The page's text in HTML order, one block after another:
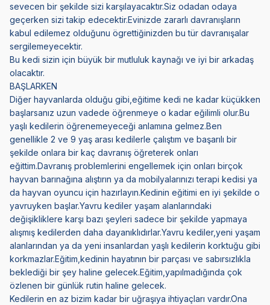
sevecen bir şekilde sizi karşılayacaktır.Siz odadan odaya
geçerken sizi takip edecektir.Evinizde zararlı davranışların
kabul edilemez olduğunu ögrettiğinizden bu tür davranışalar
sergilemeyecektir.
Bu kedi sizin için büyük bir mutluluk kaynağı ve iyi bir arkadaş
olacaktır.
BAŞLARKEN
Diğer hayvanlarda olduğu gibi,eğitime kedi ne kadar küçükken
başlarsanız uzun vadede öğrenmeye o kadar eğilimli olur.Bu
yaşlı kedilerin öğrenemeyeceği anlamına gelmez.Ben
genellikle 2 ve 9 yaş arası kedilerle çalıştım ve başarılı bir
şekilde onlara bir kaç davranış öğreterek onları
eğittim.Davranış problemlerini engellemek için onları birçok
hayvan barınağına alıştırın ya da mobilyalarınızı terapi kedisi ya
da hayvan oyuncu için hazırlayın.Kedinin eğitimi en iyi şekilde o
yavruyken başlar.Yavru kediler yaşam alanlarındaki
değişikliklere karşı bazı şeyleri sadece bir şekilde yapmaya
alışmış kedilerden daha dayanıklıdırlar.Yavru kediler,yeni yaşam
alanlarından ya da yeni insanlardan yaşlı kedilerin korktuğu gibi
korkmazlar.Eğitim,kedinin hayatının bir parçası ve sabırsızlıkla
beklediği bir şey haline gelecek.Eğitim,yapılmadığında çok
özlenen bir günlük rutin haline gelecek.
Kedilerin en az bizim kadar bir uğraşıya ihtiyaçları vardır.Ona